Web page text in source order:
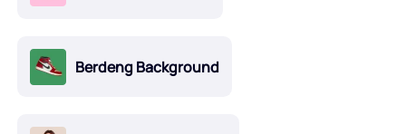
Berdeng Background